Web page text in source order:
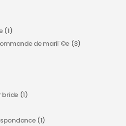
(1)
de mariГ©e(3)
bride(1)
(1)